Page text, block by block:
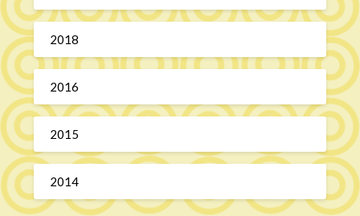
2018
2016
2015
2014